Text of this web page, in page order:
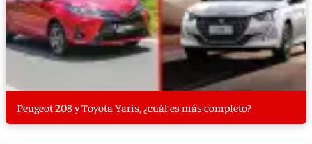
Peugeot 208 y Toyota Yaris, ¿cuál es más completo?